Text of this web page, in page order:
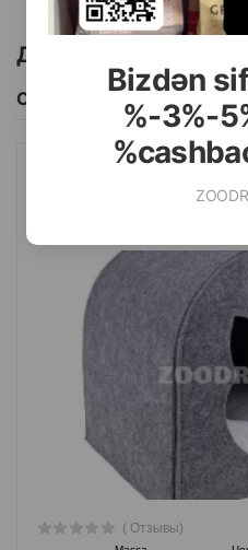
Bizdən
%-3%-
Другие товоры
Смотреть Все
( Отзывы)